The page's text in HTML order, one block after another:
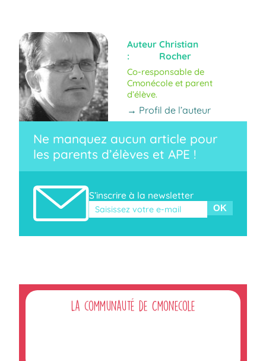
Auteur
:
Christian
Rocher
Co-responsable de
Cmonécole et parent
d’élève.
→ Profil de l’auteur
Ne manquez aucun article pour
les parents d’élèves et APE !
S’inscrire à la newsletter
Veuillez laisser ce champ vide.
La communauté de Cmonecole